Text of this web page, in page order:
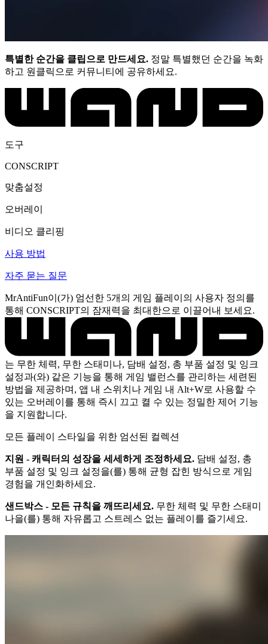
특별한 순간을 클립으로 만드세요. 정말 특별했던 순간을 녹화
하고 원클릭으로 커뮤니티에 공유하세요.
도구
CONSCRIPT
맞춤설정
오버레이
비디오 클리핑
사용 방법
자주 묻는 질문
MrAntiFun이(가) 엄선한 5개의 게임 플레이의 사용자 정의를
통해 CONSCRIPT의 잠재력을 최대한으로 이끌어내 보세요.
는 무한 체력, 무한 스태미나, 담배 설정, 총 부품 설정 및 잉크
설정과(와) 같은 기능을 통해 게임 밸런스를 관리하는 세련된
방법을 제공하며, 앱 내 스위치나 게임 내 Alt+W로 사용할 수
있는 오버레이를 통해 즉시 끄고 켤 수 있는 정밀한 제어 기능
을 지원합니다.
모든 플레이 스타일을 위한 엄선된 컬렉션
지원 - 캐릭터의 성장을 세세하게 조정하세요. 담배 설정, 총
부품 설정 및 잉크 설정을(를) 통해 균형 잡힌 방식으로 게임
경험을 개인화하세요.
샌드박스 - 모든 규칙을 깨뜨리세요. 무한 체력 및 무한 스태미
나을(를) 통해 자유롭고 스트레스 없는 플레이를 즐기세요.